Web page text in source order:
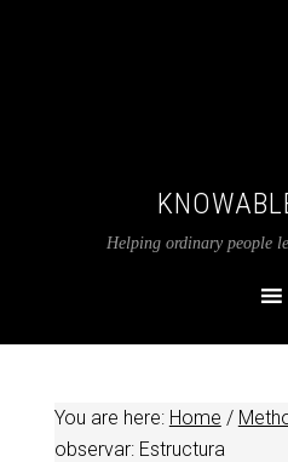
Helping ordinary people
You are here: Home /
observar: Estructura